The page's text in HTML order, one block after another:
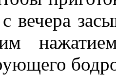
вечера